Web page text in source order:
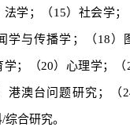
法学；（15）社会学
学与传播学；（18）
；（20）心理学；（
港澳台问题研究；（
综合研究。